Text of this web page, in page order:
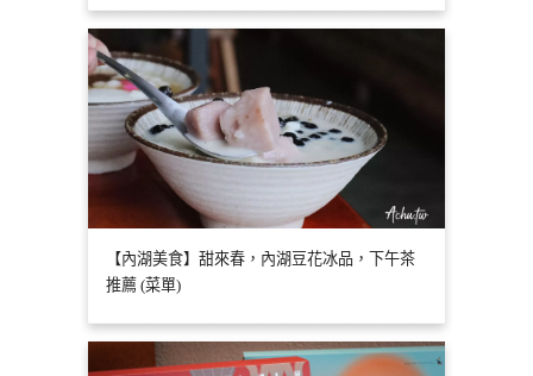
【內湖美食】甜來春，內湖豆花冰品，下午茶
推薦 (菜單)